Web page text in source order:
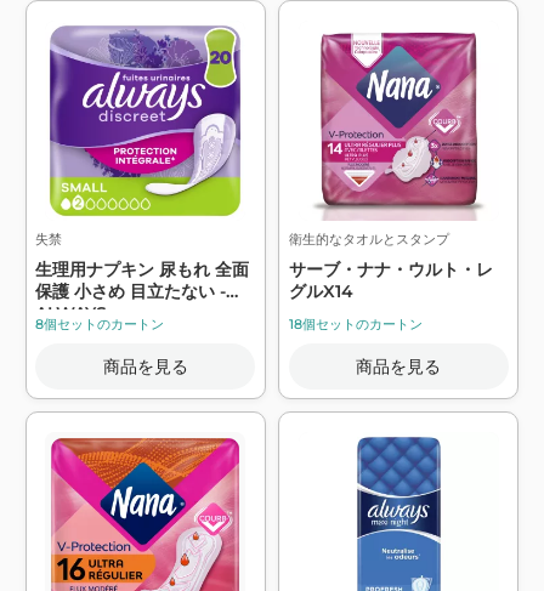
失禁
生理用ナプキン 尿もれ 全面
保護 小さめ 目立たない -
ALWAYS
8個セットのカートン
商品を見る
衛生的なタオルとスタンプ
サーブ・ナナ・ウルト・レ
グルX14
18個セットのカートン
商品を見る